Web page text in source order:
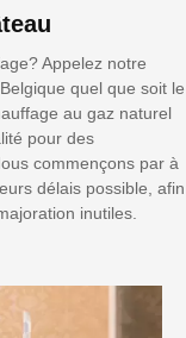
Appelez notre
quel que soit le
au gaz naturel
pour des
commençons par à
délais possible, afin
inutiles.